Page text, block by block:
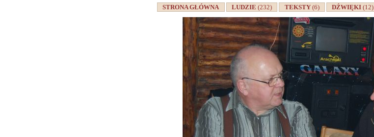
STRONA GŁÓWNA LUDZIE(232) TEKSTY (6) DŹWIĘKI(12)